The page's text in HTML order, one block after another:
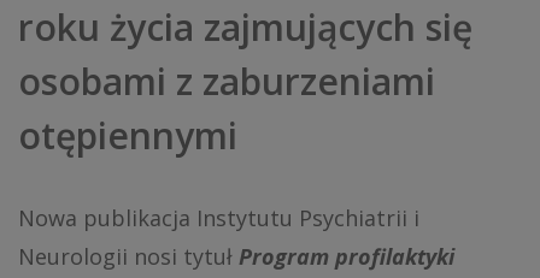
roku życia zajmujących się
osobami z zaburzeniami
otępiennymi
Nowa publikacja Instytutu Psychiatrii i
Neurologii nosi tytuł Program profilaktyki